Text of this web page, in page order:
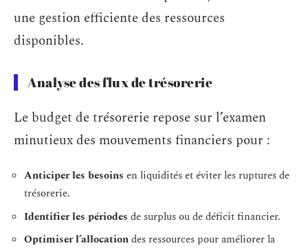
une gestion efficiente des ressources
disponibles.
Analyse des flux de trésorerie
Le budget de trésorerie repose sur l’examen
minutieux des mouvements financiers pour :
Anticiper les besoins en liquidités et éviter les ruptures de
trésorerie.
Identifier les périodes de surplus ou de déficit financier.
Optimiser l’allocationdes ressources pour améliorer la